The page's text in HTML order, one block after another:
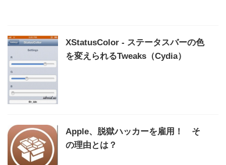
XStatusColor - ステータスバーの色
を変えられるTweaks（Cydia）
Apple、脱獄ハッカーを雇用！ そ
の理由とは？